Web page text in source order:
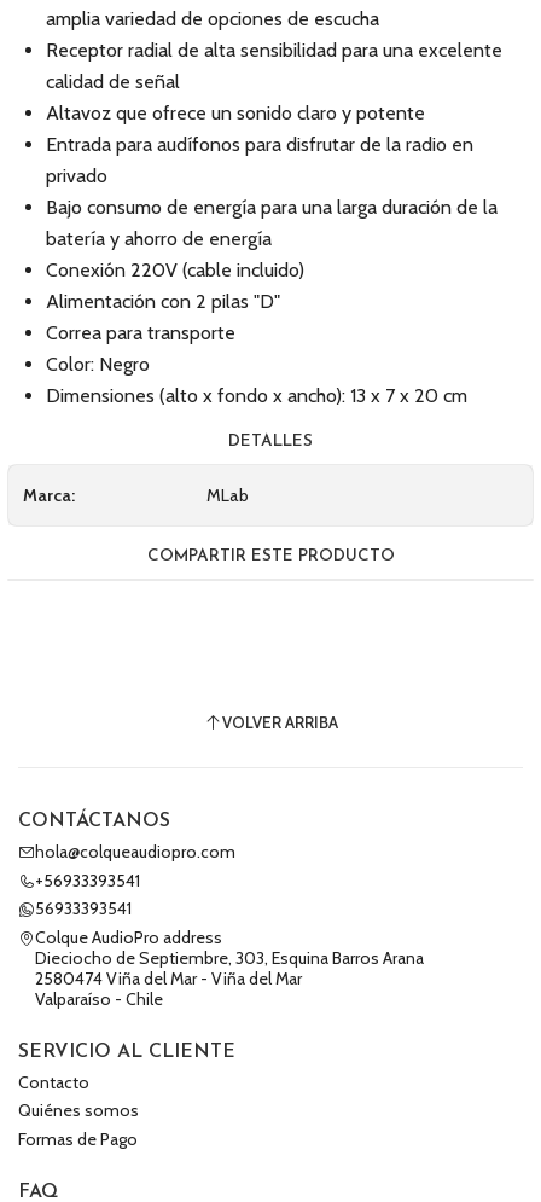
amplia variedad de opciones de escucha
Receptor radial de alta sensibilidad para una excelente
calidad de señal
Altavoz que ofrece un sonido claro y potente
Entrada para audífonos para disfrutar de la radio en
privado
Bajo consumo de energía para una larga duración de la
batería y ahorro de energía
Conexión 220V (cable incluido)
Alimentación con 2 pilas "D"
Correa para transporte
Color: Negro
Dimensiones (alto x fondo x ancho): 13 x 7 x 20 cm
DETALLES
Marca: MLab
COMPARTIR ESTE PRODUCTO
VOLVER ARRIBA
CONTÁCTANOS
hola@colqueaudiopro.com
+56933393541
56933393541
Colque AudioPro address
Dieciocho de Septiembre, 303, Esquina Barros Arana
2580474 Viña del Mar - Viña del Mar
Valparaíso - Chile
SERVICIO AL CLIENTE
Contacto
Quiénes somos
Formas de Pago
FAQ